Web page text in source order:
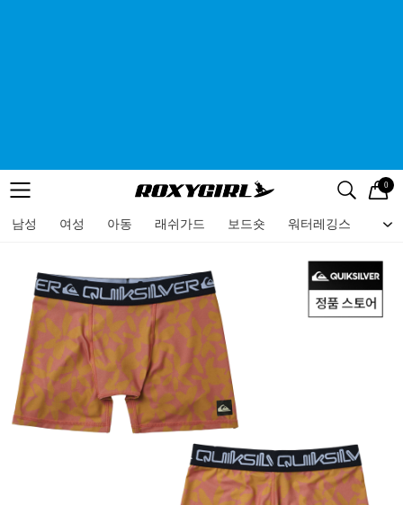
메뉴 검색
로고 0
남성 여성 아동 래쉬가드 보드숏 워터레깅스 비
메뉴